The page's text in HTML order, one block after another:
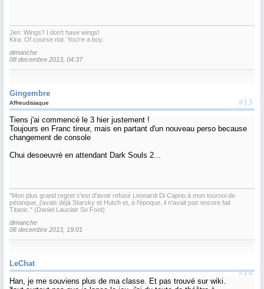
Jen: Wings? I don't have wings!
Kira: Of course not. You're a boy.
dimanche
08 decembre 2013, 04:37
Gingembre
#13
Affreudisiaque
Tiens j'ai commencé le 3 hier justement !
Toujours en Franc tireur, mais en partant d'un nouveau perso because
changement de console
Chui desoeuvrè en attendant Dark Souls 2...
"Mon plus grand regret c'est d'avoir refusé Leonardi Di Caprio à mon tournoi de
pétanque, j'avais déjà Starsky et Hutch et, à l'époque, il n'avait pas encore fait
Titanic." (Daniel Lauclair So Foot)
dimanche
08 decembre 2013, 19:01
LeChat
#14
Han, je me souviens plus de ma classe. Et pas trouvé sur wiki.